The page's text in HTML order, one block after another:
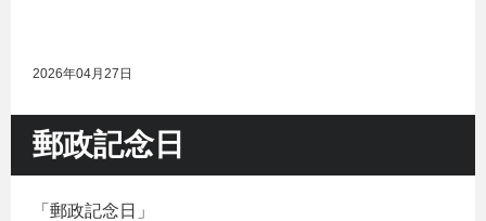
2026年04月27日
郵政記念日
「郵政記念日」